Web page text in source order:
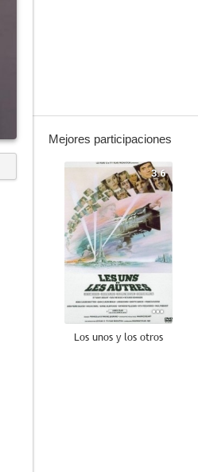
Mejores participaciones
3.6
Los unos y los otros